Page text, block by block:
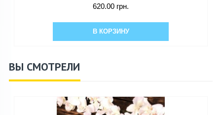
620.00 грн.
В КОРЗИНУ
ВЫ СМОТРЕЛИ